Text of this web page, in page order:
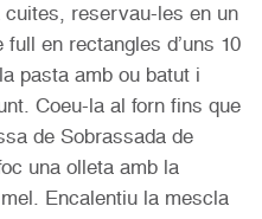
cuites, reservau-les en un
en rectangles d’uns 10
pasta amb ou batut i
Coeu-la al forn fins que
de Sobrassada de
una olleta amb la
Encalentiu la mescla